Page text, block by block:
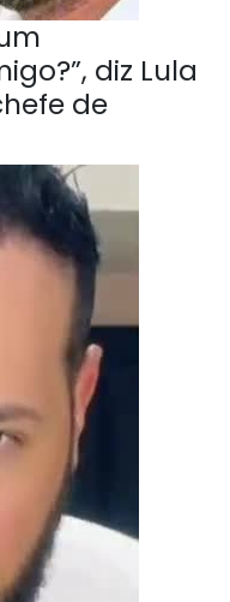
diz Lula
de